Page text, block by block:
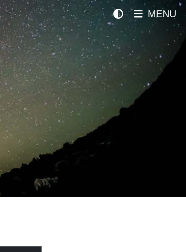
MENU